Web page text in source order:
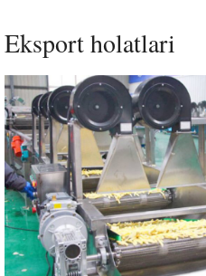
Eksport holatlari